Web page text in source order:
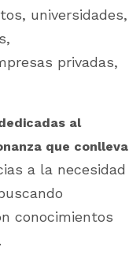
universidades,
privadas,
al
que conlleva
a la necesidad
conocimientos